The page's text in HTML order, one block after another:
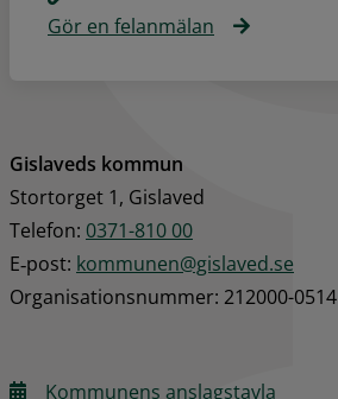
Gör en felanmälan
Gislaveds kommun
Stortorget 1, Gislaved
Telefon: 0371-810 00
E‑post: kommunen@gislaved.se
Organisationsnummer: 212000-0514
Kommunens anslagstavla